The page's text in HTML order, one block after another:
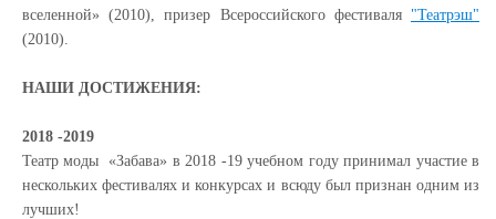
вселенной» (2010), призер Всероссийского фестиваля "Театрэш"
(2010).
НАШИ ДОСТИЖЕНИЯ:
2018 -2019
Театр моды «Забава» в 2018 -19 учебном году принимал участие в
нескольких фестивалях и конкурсах и всюду был признан одним из
лучших!